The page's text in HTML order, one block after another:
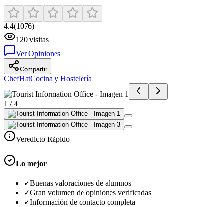
4.4(1076)
120 visitas
Ver Opiniones
Compartir
ChefHatCocina y Hostelería
1 /4
Veredicto Rápido
Lo mejor
✓Buenas valoraciones de alumnos
✓Gran volumen de opiniones verificadas
✓Información de contacto completa